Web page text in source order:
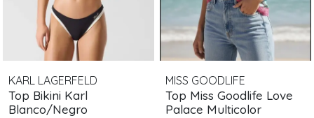
KARL LAGERFELD
Top Bikini Karl
Blanco/Negro
MISS GOODLIFE
Top Miss Goodlife Love
Palace Multicolor